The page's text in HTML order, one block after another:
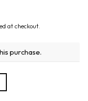
at checkout.
purchase.